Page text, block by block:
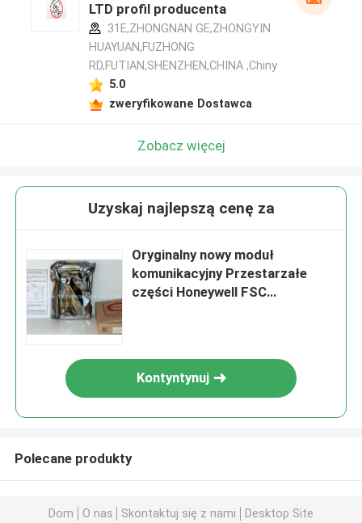
LTD profil producenta
31E,ZHONGNAN GE,ZHONGYIN
HUAYUAN,FUZHONG
RD,FUTIAN,SHENZHEN,CHINA ,Chiny
5.0
zweryfikowane Dostawca
Zobacz więcej
Uzyskaj najlepszą cenę za
Oryginalny nowy moduł
komunikacyjny Przestarzałe
części Honeywell FSC
Kontyntynuj
Polecane produkty
Dom O nas Skontaktuj się z nami Desktop Site